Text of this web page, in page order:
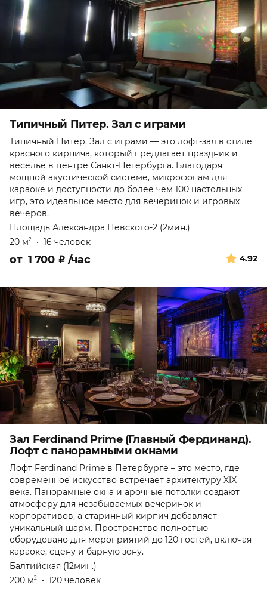
Типичный Питер. Зал с играми
Типичный Питер. Зал с играми — это лофт-зал в стиле
красного кирпича, который предлагает праздник и
веселье в центре Санкт-Петербурга. Благодаря
мощной акустической системе, микрофонам для
караоке и доступности до более чем 100 настольных
игр, это идеальное место для вечеринок и игровых
вечеров.
Площадь Александра Невского-2 (2мин.)
20 м2 • 16 человек
4.92
от 1 700 ₽ /час
Зал Ferdinand Prime (Главный Фердинанд).
Лофт с панорамными окнами
Лофт Ferdinand Prime в Петербурге – это место, где
современное искусство встречает архитектуру XIX
века. Панорамные окна и арочные потолки создают
атмосферу для незабываемых вечеринок и
корпоративов, а старинный кирпич добавляет
уникальный шарм. Пространство полностью
оборудовано для мероприятий до 120 гостей, включая
караоке, сцену и барную зону.
Балтийская (12мин.)
200 м2 • 120 человек